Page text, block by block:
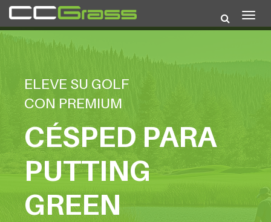
ELEVE SU GOLF
CON PREMIUM
CÉSPED PARA
PUTTING
GREEN